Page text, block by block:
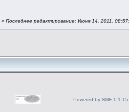
« Последнее редактирование: Июня 14, 2011,
Powered by SMF 1.1.15